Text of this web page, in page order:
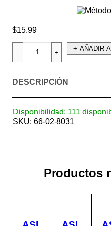
$15.99
AÑADIR
DESCRIPCIÓN
Disponibilidad: 111
SKU: 66-02-8031
Productos